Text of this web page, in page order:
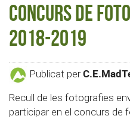
Concurs de
2018-2019
Publicat per
Recull de les fotografies
participar en el concurs de